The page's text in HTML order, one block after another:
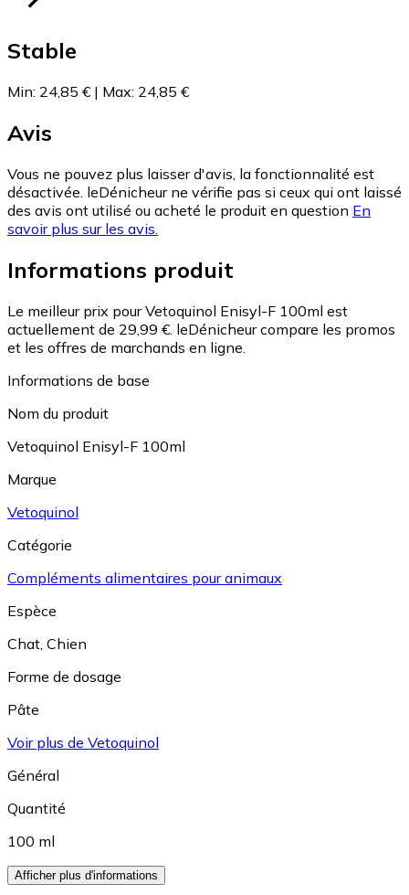
Stable
Min: 24,85 € | Max: 24,85 €
Avis
Vous ne pouvez plus laisser d'avis, la fonctionnalité est
désactivée. leDénicheur ne vérifie pas si ceux qui ont laissé
des avis ont utilisé ou acheté le produit en question En
savoir plus sur les avis.
Informations produit
Le meilleur prix pour Vetoquinol Enisyl-F 100ml est
actuellement de 29,99 €. leDénicheur compare les promos
et les offres de marchands en ligne.
Informations de base
Nom du produit
Vetoquinol Enisyl-F 100ml
Marque
Vetoquinol
Catégorie
Compléments alimentaires pour animaux
Espèce
Chat Chien
Forme de dosage
Pâte
Voir plus de Vetoquinol
Général
Quantité
100 ml
Afficher plus d'informations